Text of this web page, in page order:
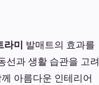
라미 발매트의 효과를
선과 생활 습관을 고려
아름다운 인테리어